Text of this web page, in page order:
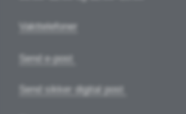
Vakttelefoner
Send e-post
Send sikker digital post